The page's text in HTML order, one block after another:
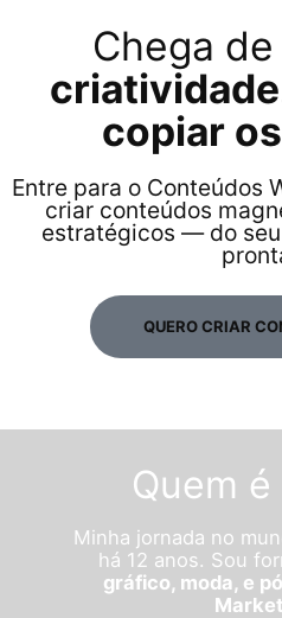
Chega de
criatividade
copiar
Entre para o Conteúdos
criar conteúdos
estratégicos — do
QUERO CRIAR
Quem é
Minha jornada no
há 12 anos. Sou
gráfico, moda, e